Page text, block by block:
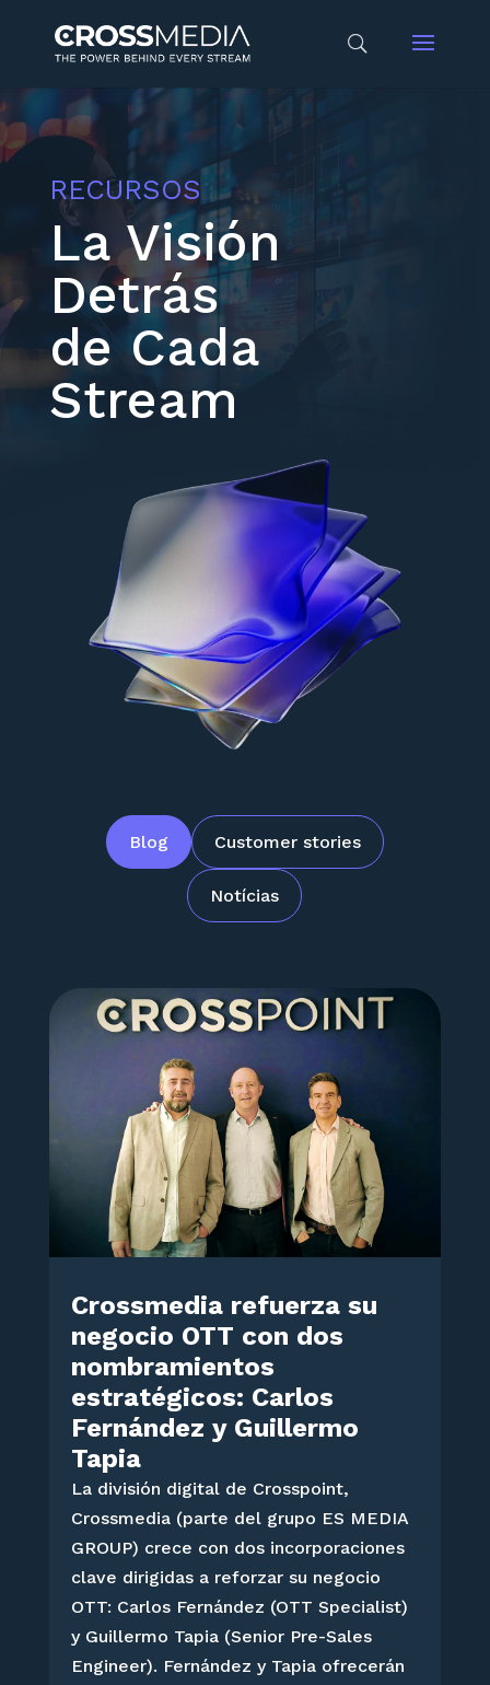
RECURSOS
La Visión
Detrás
de Cada
Stream
Blog Customer stories
Notícias
Crossmedia refuerza su
negocio OTT con dos
nombramientos
estratégicos: Carlos
Fernández y Guillermo
Tapia
La división digital de Crosspoint,
Crossmedia (parte del grupo ES MEDIA
GROUP) crece con dos incorporaciones
clave dirigidas a reforzar su negocio
OTT: Carlos Fernández (OTT Specialist)
y Guillermo Tapia (Senior Pre-Sales
Engineer). Fernández y Tapia ofrecerán